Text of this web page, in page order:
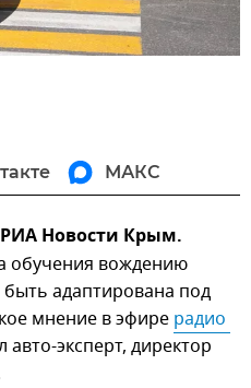
МАКС
Новости Крым.
обучения вождению
адаптирована под
мнение в эфире радио
авто-эксперт, директор